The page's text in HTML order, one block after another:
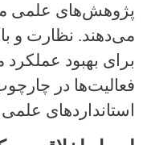
پژوهش‌های علمی
می‌دهند. نظارت و
برای بهبود
فعالیت‌ها در
استانداردهای